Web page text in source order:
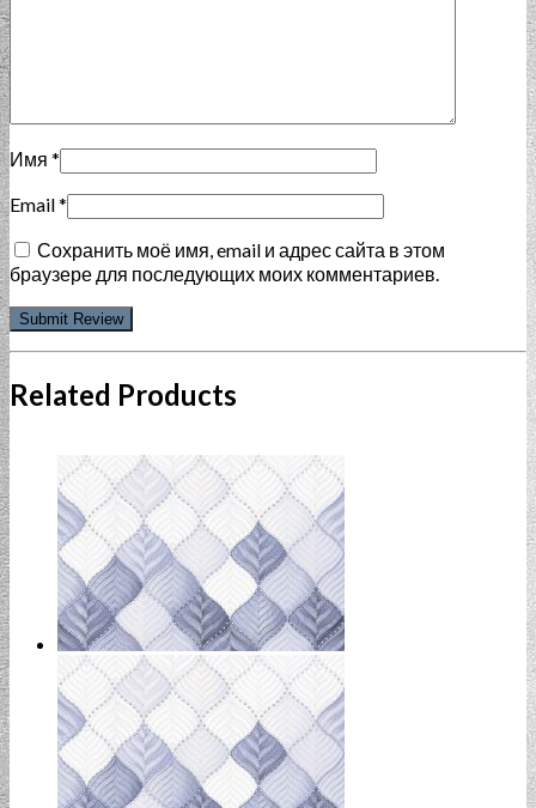
Имя *
Email*
Сохранить моё имя, email и адрес сайта в этом
браузере для последующих моих комментариев.
Related Products